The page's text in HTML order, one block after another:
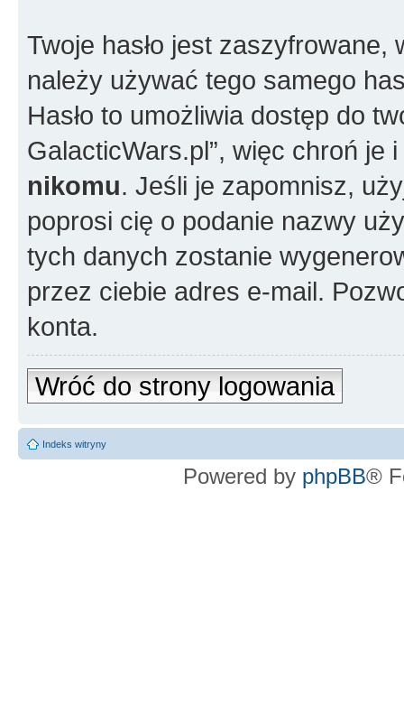
Twoje hasło jest
należy używać tego samego
Hasło to umożliwia dostęp do
GalacticWars.pl”, więc chroń je
nikomu. Jeśli je zapomnisz,
poprosi cię o podanie nazwy
tych danych zostanie
przez ciebie adres e-mail.
konta.
Wróć do strony logowania
Indeks witryny
Powered by phpBB®